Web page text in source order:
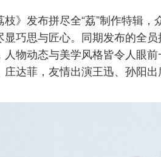
枝》发布拼尽全“荔”制作特辑
巧思与匠心。同期发布的全员
物动态与美学风格皆令人眼
庄达菲，友情出演王迅、孙阳